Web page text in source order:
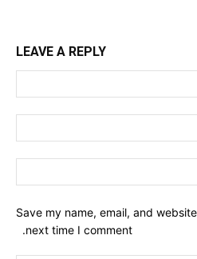
LEAVE A REPLY
Save my name, email, and
next time I comment.